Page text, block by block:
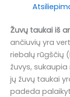
Žuvų taukai iš
ančiuvių yra
riebalų rūgščių
žuvys,
jų žuvų taukai
padeda